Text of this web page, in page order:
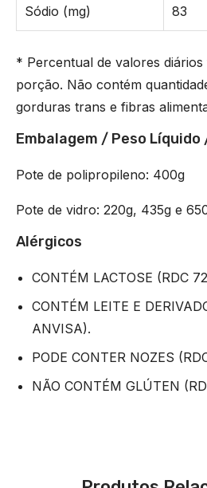
Sódio (mg) 83
* Percentual de valores
porção. Não contém
gorduras trans e fibras
Embalagem / Peso
Pote de polipropileno: 400g
Pote de vidro: 220g, 435g e
Alérgicos
CONTÉM LACTOSE (RDC
CONTÉM LEITE E
ANVISA).
PODE CONTER NOZES
NÃO CONTÉM GLÚTEN